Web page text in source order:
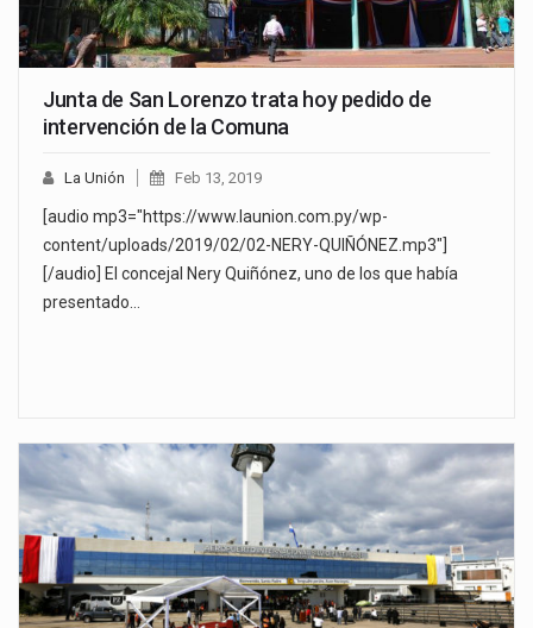
Junta de San Lorenzo trata hoy pedido de
intervención de la Comuna
La Unión Feb 13, 2019
[audio mp3="https://www.launion.com.py/wp-
content/uploads/2019/02/02-NERY-QUIÑÓNEZ.mp3"]
[/audio] El concejal Nery Quiñónez, uno de los que había
presentado…